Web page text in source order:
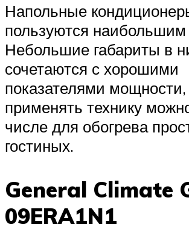
Напольные
пользуются наибольшим
Небольшие габариты в
сочетаются с хорошими
показателями мощности,
применять технику
числе для обогрева
гостиных.
General Climate
09ERA1N1